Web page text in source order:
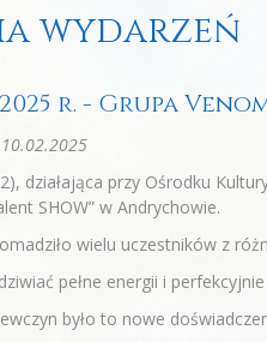
wydarzeń
r. - Grupa
działająca przy Ośrodku
SHOW” w Andrychowie.
wielu uczestników z
pełne energii i
było to nowe